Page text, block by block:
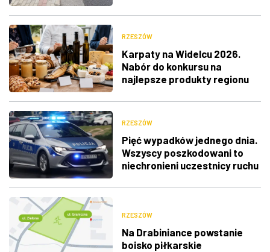
RZESZÓW
Karpaty na Widelcu 2026.
Nabór do konkursu na
najlepsze produkty regionu
RZESZÓW
Pięć wypadków jednego dnia.
Wszyscy poszkodowani to
niechronieni uczestnicy ruchu
RZESZÓW
Na Drabiniance powstanie
boisko piłkarskie